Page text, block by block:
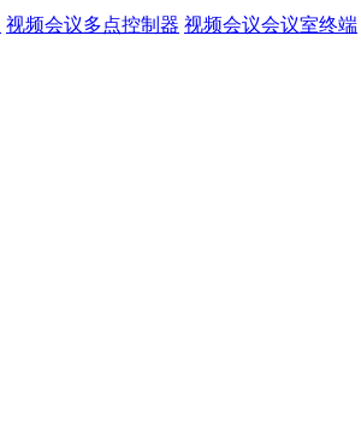
视频会议多点控制器 视频会议会议室终端